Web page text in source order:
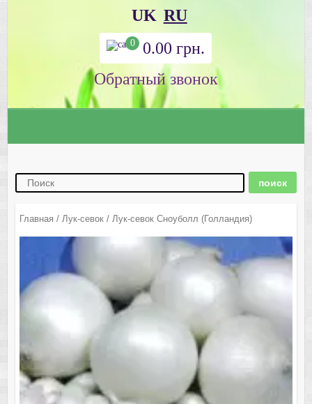
UK RU
0 0.00грн.
Главная / Лук-севок/ Лук-севок Сноуболл (Голландия)